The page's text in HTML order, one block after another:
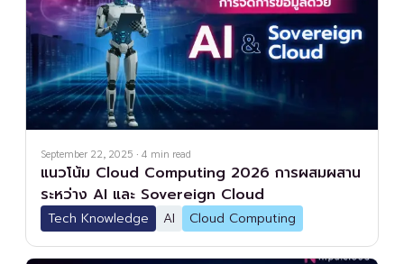
September 22, 2025 · 4 min read
แนวโน้ม Cloud Computing 2026 การผสมผสาน
ระหว่าง AI และ Sovereign Cloud
Tech Knowledge AI Cloud Computing